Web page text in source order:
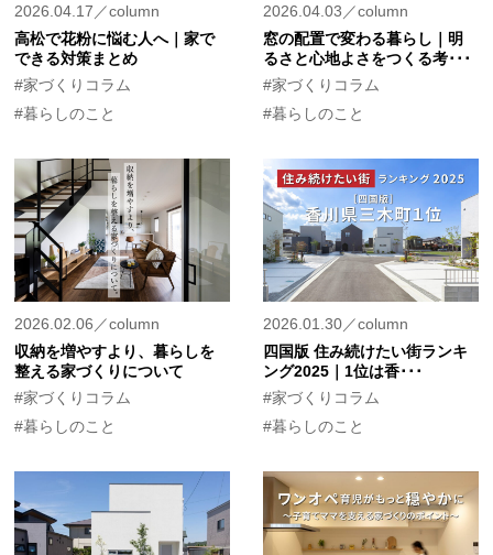
2026.04.17／column
高松で花粉に悩む人へ｜家で
できる対策まとめ
#家づくりコラム
#暮らしのこと
2026.04.03／column
窓の配置で変わる暮らし｜明
るさと心地よさをつくる考･･･
#家づくりコラム
#暮らしのこと
2026.02.06／column
収納を増やすより、暮らしを
整える家づくりについて
#家づくりコラム
#暮らしのこと
2026.01.30／column
四国版 住み続けたい街ランキ
ング2025｜1位は香･･･
#家づくりコラム
#暮らしのこと